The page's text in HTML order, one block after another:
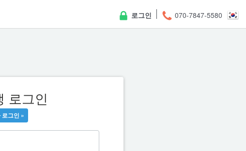
070-7847-5580
로그인
로그인
로그인 »